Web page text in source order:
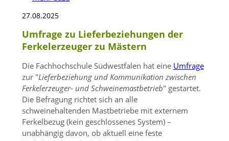
27.08.2025
Umfrage zu Lieferbeziehungen der
Ferkelerzeuger zu Mästern
Die Fachhochschule Südwestfalen hat eine Umfrage
zur Lieferbeziehung und Kommunikation zwischen
Ferkelerzeuger- und Schweinemastbetrieb gestartet.
Die Befragung richtet sich an alle
schweinehaltenden Mastbetriebe mit externem
Ferkelbezug (kein geschlossenes System) –
unabhängig davon, ob aktuell eine feste